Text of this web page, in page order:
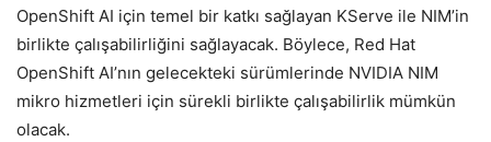
OpenShift AI için temel bir katkı sağlayan KServe ile NIM’in
birlikte çalışabilirliğini sağlayacak. Böylece, Red Hat
OpenShift AI’nın gelecekteki sürümlerinde NVIDIA NIM
mikro hizmetleri için sürekli birlikte çalışabilirlik mümkün
olacak.